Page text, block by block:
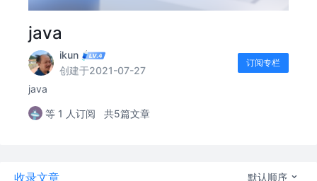
java
ikun
创建于2021-07-27
订阅专栏
java
等 1 人订阅 共5篇文章
收录文章 默认顺序